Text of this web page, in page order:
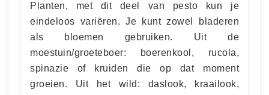
Planten, met dit deel van pesto kun je
eindeloos variëren. Je kunt zowel bladeren
als bloemen gebruiken. Uit de
moestuin/groeteboer: boerenkool, rucola,
spinazie of kruiden die op dat moment
groeien. Uit het wild: daslook, kraailook,